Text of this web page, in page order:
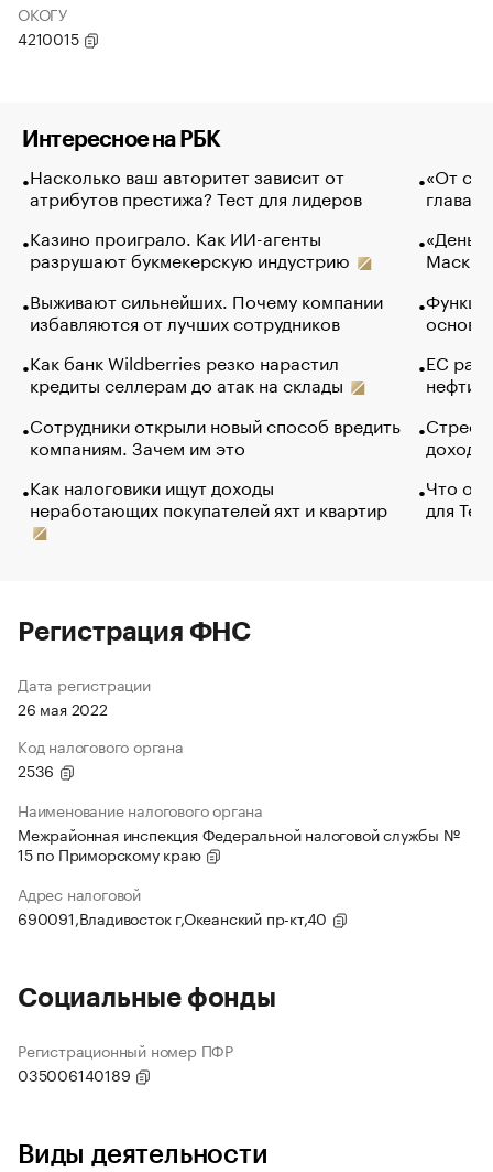
ОКОГУ
4210015
Интересное на РБК
Насколько ваш авторитет зависит от
атрибутов престижа? Тест для лидеров
Казино проиграло. Как ИИ-агенты
разрушают букмекерскую индустрию
Выживают сильнейших. Почему компании
избавляются от лучших сотрудников
Как банк Wildberries резко нарастил
кредиты селлерам до атак на склады
Сотрудники открыли новый способ вредить
компаниям. Зачем им это
Как налоговики ищут доходы
неработающих покупателей яхт и квартир
«От
глава
Маск в
основ
ЕС
нефти
Что
для
Регистрация ФНС
Дата регистрации
26 мая 2022
Код налогового органа
2536
Наименование налогового органа
Межрайонная инспекция Федеральной налоговой службы №
15 по Приморскому краю
Адрес налоговой
690091,Владивосток г,Океанский пр-кт,40
Социальные фонды
Регистрационный номер ПФР
035006140189
Виды деятельности